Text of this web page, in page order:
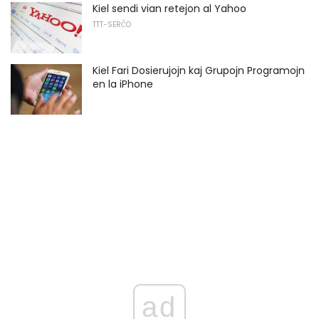
Kiel sendi vian retejon al Yahoo
TTT-SERĈO
Kiel Fari Dosierujojn kaj Grupojn Programojn
en la iPhone
ad